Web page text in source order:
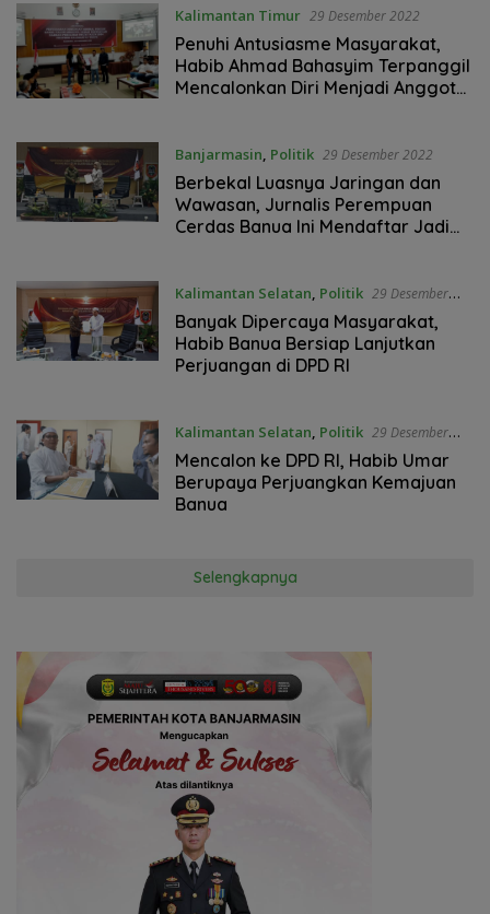
Kalimantan Timur 29 Desember 2022
Penuhi Antusiasme Masyarakat,
Habib Ahmad Bahasyim Terpanggil
Mencalonkan Diri Menjadi Anggota
Banjarmasin, Politik 29 Desember 2022
Berbekal Luasnya Jaringan dan
Wawasan, Jurnalis Perempuan
Cerdas Banua Ini Mendaftar Jadi
Kalimantan Selatan, Politik 29 Desember
2022
Banyak Dipercaya Masyarakat,
Habib Banua Bersiap Lanjutkan
Perjuangan di DPD RI
Kalimantan Selatan, Politik 29 Desember
2022
Mencalon ke DPD RI, Habib Umar
Berupaya Perjuangkan Kemajuan
Banua
Selengkapnya